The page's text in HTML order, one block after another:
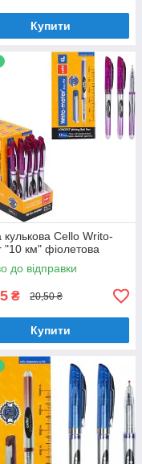
Купити
кулькова Cello Writo-
"10 км" фіолетова
до відправки
₴ 20,50 ₴
Купити